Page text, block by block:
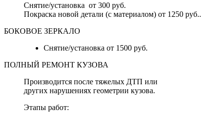
Снятие/установка от 300 руб.
Покраска новой детали (с материалом) от 1250 руб..
БОКОВОЕ ЗЕРКАЛО
Снятие/установка от 1500 руб.
ПОЛНЫЙ РЕМОНТ КУЗОВА
Производится после тяжелых ДТП или
других нарушениях геометрии кузова.
Этапы работ: